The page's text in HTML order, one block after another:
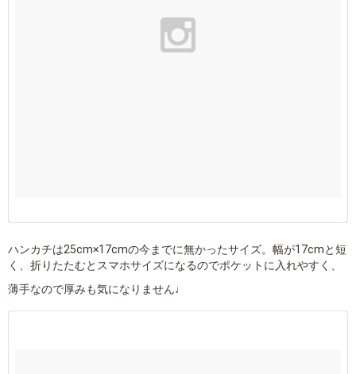
ハンカチは25cm×17cmの今までに無かったサイズ。幅が17cmと短
く、折りたたむとスマホサイズになるのでポケットに入れやすく、
薄手なので厚みも気になりません♩